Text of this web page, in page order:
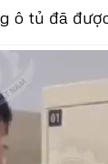
ô tủ đã